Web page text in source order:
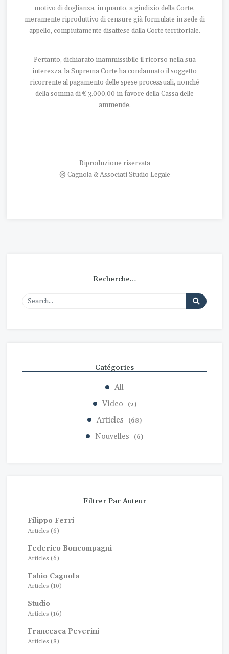
motivo di doglianza, in quanto, a giudizio della Corte,
meramente riproduttivo di censure già formulate in sede di
appello, compiutamente disattese dalla Corte territoriale.
Pertanto, dichiarato inammissibile il ricorso nella sua
interezza, la Suprema Corte ha condannato il soggetto
ricorrente al pagamento delle spese processuali, nonché
della somma di € 3.000,00 in favore della Cassa delle
ammende.
Riproduzione riservata
® Cagnola & Associati Studio Legale
Recherche…
Catégories
All
Video
(2)
Articles (68)
Nouvelles (6)
Filtrer Par Auteur
Filippo Ferri
Articles (6)
Federico Boncompagni
Articles (6)
Fabio Cagnola
Articles (10)
Studio
Articles (16)
Francesca Peverini
Articles (8)